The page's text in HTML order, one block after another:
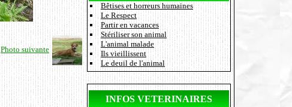
Bêtises et horreurs humaines
Le Respect
Partir en vacances
Stériliser son animal
L'animal malade
Ils vieillissent
Le deuil de l'animal
INFOS VETERINAIRES
Photo suivante